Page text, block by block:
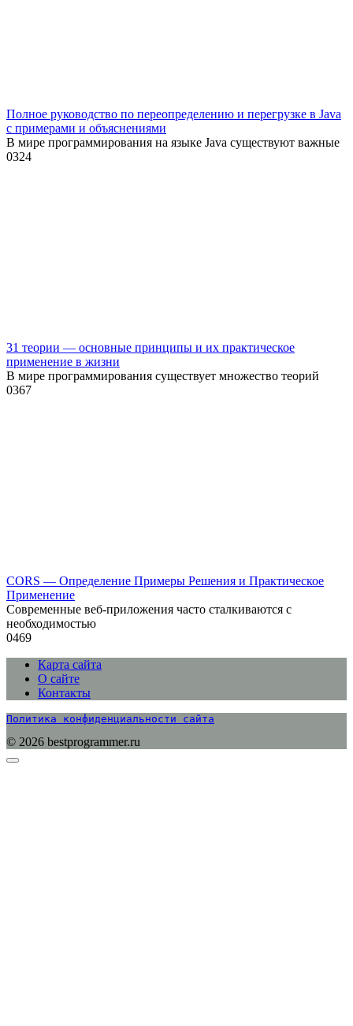
Полное руководство по переопределению и перегрузке в Java
с примерами и объяснениями
В мире программирования на языке Java существуют важные
0324
31 теории — основные принципы и их практическое
применение в жизни
В мире программирования существует множество теорий
0367
CORS — Определение Примеры Решения и Практическое
Применение
Современные веб-приложения часто сталкиваются с
необходимостью
0469
Карта сайта
О сайте
Контакты
Политика конфиденциальности сайта
© 2026 bestprogrammer.ru